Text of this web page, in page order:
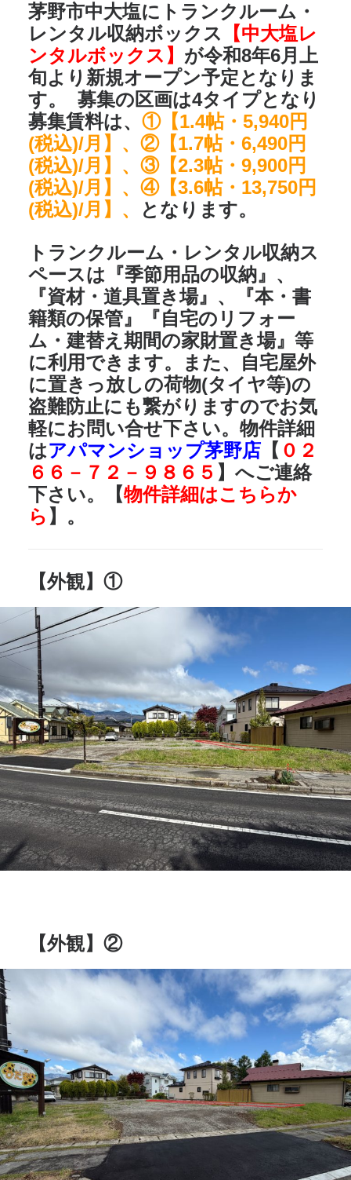
茅野市中大塩にトランクルーム・
レンタル収納ボックス
【中大塩レ
ンタルボックス】 が令和8年6月上
旬より新規オープン予定となりま
す。 募集の区画は4タイプとなり
募集賃料は、 ①【1.4帖・5,940円
(税込)/月】、②【1.7帖・6,490円
(税込)/月】、③【2.3帖・9,900円
(税込)/月】、④【3.6帖・13,750円
(税込)/月】、
となります。
トランクルーム・レンタル収納ス
ペースは 『季節用品の収納』、
『資材・道具置き場』、『本・書
籍類の保管』『自宅のリフォー
ム・建替え期間の家財置き場』 等
に利用できます。また、自宅屋外
に置きっ放しの荷物(タイヤ等)の
盗難防止にも繋がりますのでお気
軽にお問い合せ下さい。物件詳細
はアパマンショップ茅野店 【 ０２
６６－７２－９８６５ 】へご連絡
下さい。【物件詳細はこちらか
ら 】。
【外観】①
【外観】②